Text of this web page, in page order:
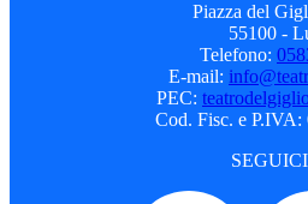
Piazza del
55100 -
Telefono:
E-mail:
PEC:
Cod. Fisc. e P.IVA: